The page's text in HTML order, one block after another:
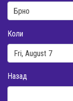
Коли
Назад